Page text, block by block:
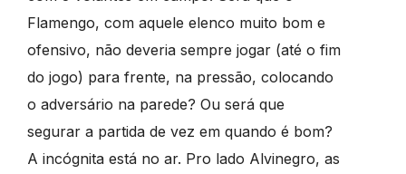
Flamengo, com aquele elenco muito bom e
ofensivo, não deveria sempre jogar (até o fim
do jogo) para frente, na pressão, colocando
o adversário na parede? Ou será que
segurar a partida de vez em quando é bom?
A incógnita está no ar. Pro lado Alvinegro, as